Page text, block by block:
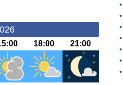
18:00 21:00
•
•
•
•
•
•
•